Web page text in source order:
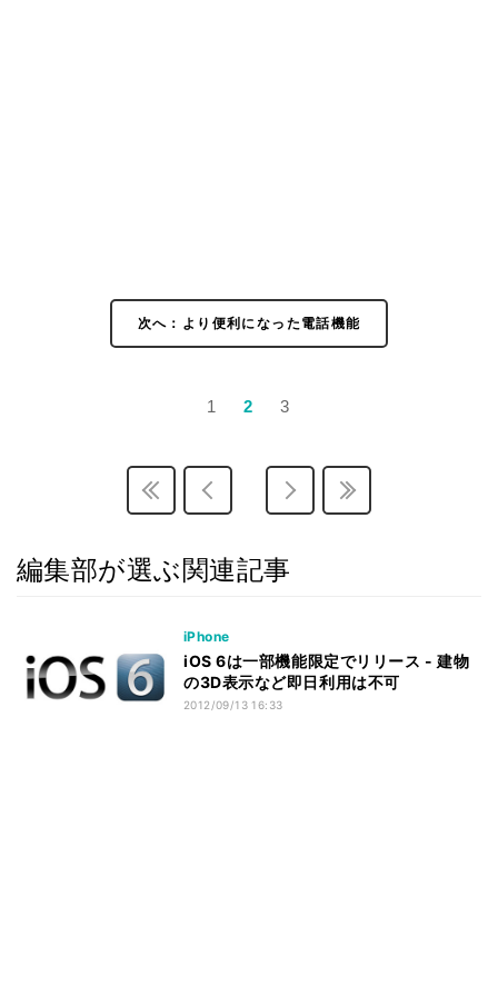
次へ：より便利になった電話機能
1 2 3
編集部が選ぶ関連記事
iPhone
iOS 6は一部機能限定でリリース - 建物
の3D表示など即日利用は不可
2012/09/13 16:33